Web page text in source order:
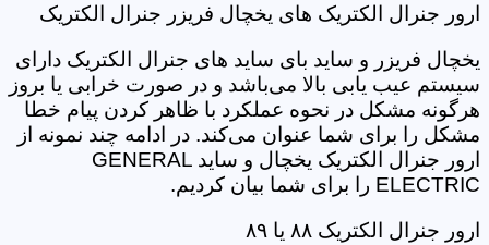
ارور جنرال الکتریک های یخچال فریزر جنرال الکتریک
یخچال فریزر و ساید بای ساید های جنرال الکتریک دارای
سیستم عیب یابی بالا می‌باشد و در صورت خرابی یا بروز
هرگونه مشکل در نحوه عملکرد با ظاهر کردن پیام خطا
مشکل را برای شما عنوان می‌کند. در ادامه چند نمونه از
ارور جنرال الکتریک یخچال و ساید GENERAL
ELECTRIC را برای شما بیان کردیم.
ارور جنرال الکتریک ۸۸ یا ۸۹